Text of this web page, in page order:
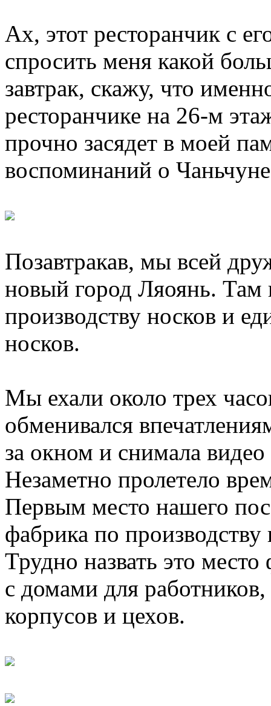
Ах, этот ресторанчик с
спросить меня какой
завтрак, скажу, что
ресторанчике на 26-м
прочно засядет в моей
воспоминаний о
Позавтракав, мы всей
новый город Ляоянь. Там
производству носков и
носков.
Мы ехали около трех
обменивался
за окном и снимала
Незаметно пролетело
Первым место нашего
фабрика по производству
Трудно назвать это
с домами для
корпусов и цехов.